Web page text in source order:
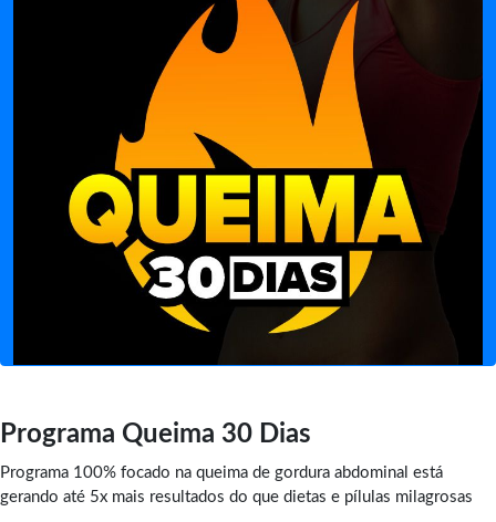
Programa Queima 30 Dias
Programa 100% focado na queima de gordura abdominal está
gerando até 5x mais resultados do que dietas e pílulas milagrosas